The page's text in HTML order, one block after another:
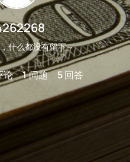
什么都没有留下～
论 1问题 5 回答